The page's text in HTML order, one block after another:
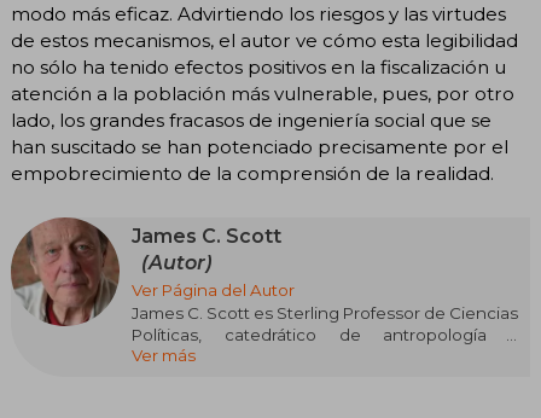
modo más eficaz. Advirtiendo los riesgos y las virtudes
de estos mecanismos, el autor ve cómo esta legibilidad
no sólo ha tenido efectos positivos en la fiscalización u
atención a la población más vulnerable, pues, por otro
lado, los grandes fracasos de ingeniería social que se
han suscitado se han potenciado precisamente por el
empobrecimiento de la comprensión de la realidad.
James C. Scott
(Autor)
Ver Página del Autor
James C. Scott es Sterling Professor de Ciencias
Políticas, catedrático de antropología y
codirector del Programa de Estudios agrarios en
Ver más